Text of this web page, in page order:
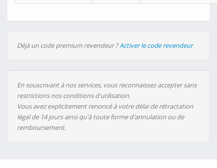
Déjà un code premium revendeur ?Activer le code revendeur
En souscrivant à nos services, vous reconnaissez accepter sans
restrictions nos conditions d'utilisation.
Vous avez explicitement renoncé à votre délai de rétractation
légal de 14 jours ainsi qu'à toute forme d'annulation ou de
remboursement.